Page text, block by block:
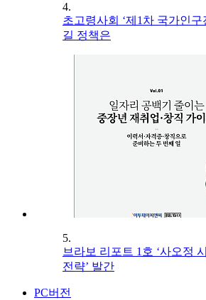
4.
초고령사회 ‘제1차 국가인
길 정책은
5.
브라보 리포트 1호 ‘사오정
전략’ 발간
PC버전